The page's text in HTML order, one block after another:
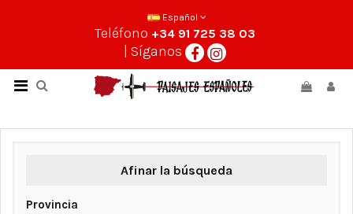
Español
Teléfono +34 91 725 38 03
| Síganos
Afinar la búsqueda
Provincia